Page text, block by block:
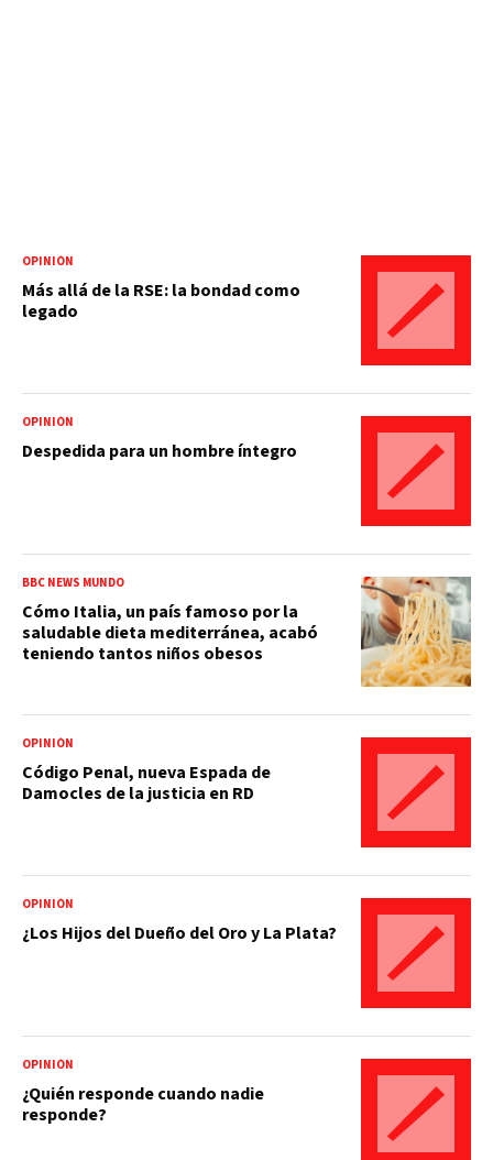
OPINIÓN
Más allá de la RSE: la bondad como
legado
OPINIÓN
Despedida para un hombre íntegro
BBC NEWS MUNDO
Cómo Italia, un país famoso por la
saludable dieta mediterránea, acabó
teniendo tantos niños obesos
OPINIÓN
Código Penal, nueva Espada de
Damocles de la justicia en RD
OPINIÓN
¿Los Hijos del Dueño del Oro y La Plata?
OPINIÓN
¿Quién responde cuando nadie
responde?